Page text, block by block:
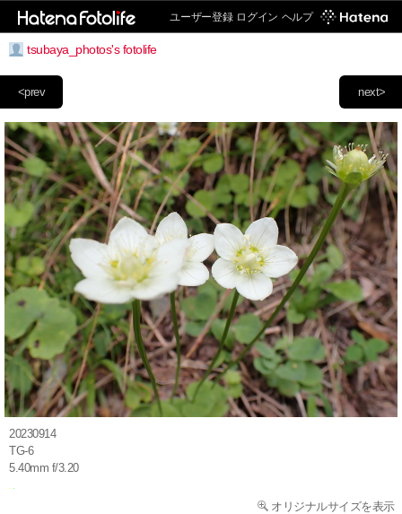
ユーザー登録 ログイン ヘルプ
tsubaya_photos's fotolife
next>
<prev
20230914
TG-6
5.40mm f/3.20
オリジナルサイズを表示